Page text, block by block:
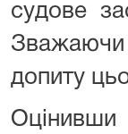
судове
допиту